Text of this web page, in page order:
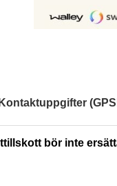
Kontaktuppgifter
bör inte